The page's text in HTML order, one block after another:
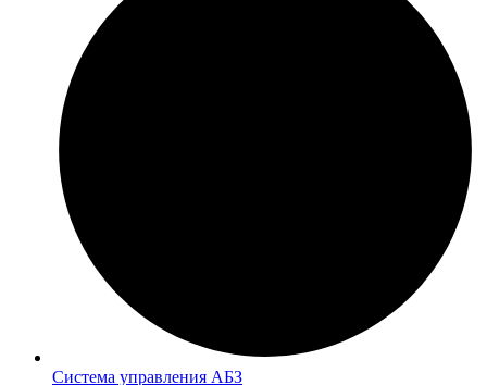
Система управления АБЗ